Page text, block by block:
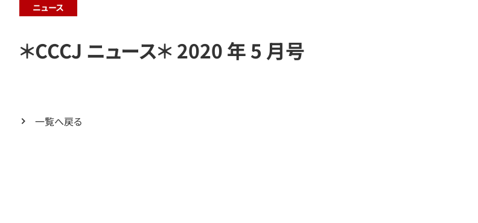
ニュース
＊CCCJ ニュース＊ 2020 年 5 月号
一覧へ戻る